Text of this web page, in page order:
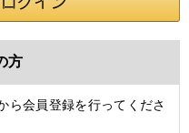
方
ら会員登録を行ってくださ